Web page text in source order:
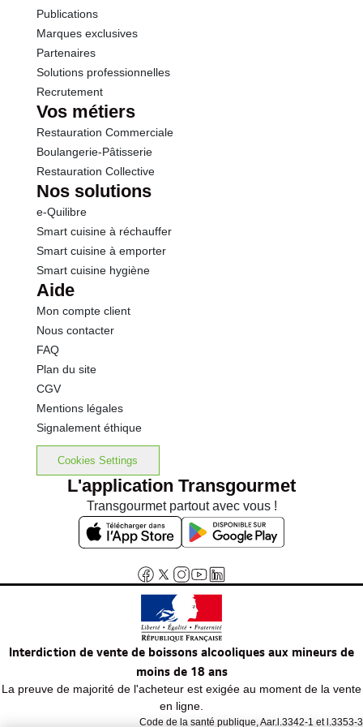
Publications
Marques exclusives
Partenaires
Solutions professionnelles
Recrutement
Vos métiers
Restauration Commerciale
Boulangerie-Pâtisserie
Restauration Collective
Nos solutions
e-Quilibre
Smart cuisine à réchauffer
Smart cuisine à emporter
Smart cuisine hygiène
Aide
Mon compte client
Nous contacter
FAQ
Plan du site
CGV
Mentions légales
Signalement éthique
Cookies Settings
L'application Transgourmet
Transgourmet partout avec vous !
Interdiction de vente de boissons alcooliques aux mineurs de
moins de 18 ans
La preuve de majorité de l'acheteur est exigée au moment de la vente
en ligne.
Code de la santé publique, Aar.l.3342-1 et l.3353-3